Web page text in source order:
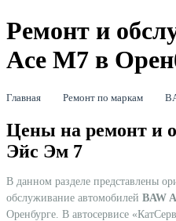
Ремонт и
Ace M7 в
Главная Ремонт по маркам
Цены на ремонт и
Эйс Эм 7
В данном разделе представлены
обслуживание автомобилей BAW
Оренбурге. В автосервисе